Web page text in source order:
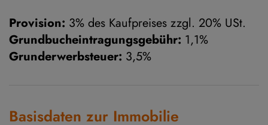
Provision: 3% des Kaufpreises zzgl. 20% USt.
Grundbucheintragungsgebühr: 1,1%
Grunderwerbsteuer: 3,5%
Basisdaten zur Immobilie